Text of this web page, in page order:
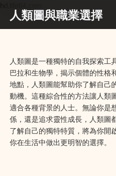
人類圖與職業選擇
人類圖是一種獨特的自我探索工
巴拉和生物學，揭示個體的性格
地點，人類圖能幫助你了解自己
動機。這種綜合性的方法讓人類
適合各種背景的人士。無論你是
係，還是追求靈性成長，人類圖
了解自己的獨特特質，將為你開
你在生活中做出更明智的選擇。